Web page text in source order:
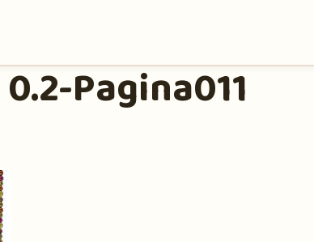
Pagina011